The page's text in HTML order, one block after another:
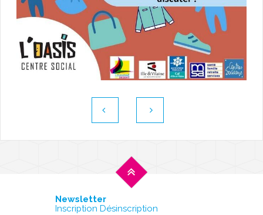
Newsletter
Inscription Désinscription